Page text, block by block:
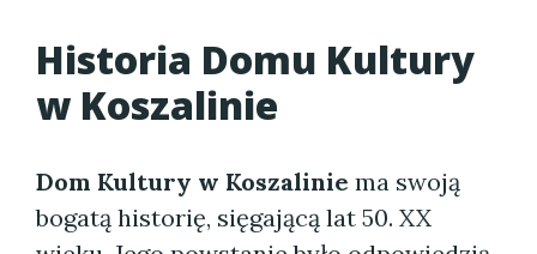
Historia Domu Kultury
w Koszalinie
Dom Kultury w Koszalinie ma swoją
bogatą historię, sięgającą lat 50. XX